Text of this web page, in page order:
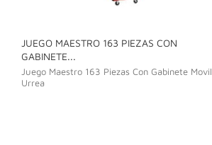
JUEGO MAESTRO 163 PIEZAS CON
GABINETE...
Juego Maestro 163 Piezas Con Gabinete Movil
Urrea